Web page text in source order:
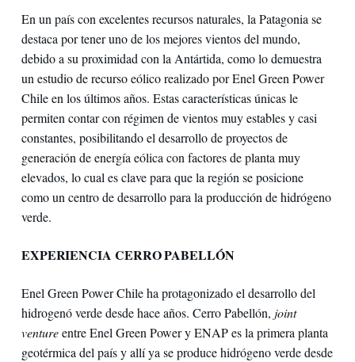
En un país con excelentes recursos naturales, la Patagonia se
destaca por tener uno de los mejores vientos del mundo,
debido a su proximidad con la Antártida, como lo demuestra
un estudio de recurso eólico realizado por Enel Green Power
Chile en los últimos años. Estas características únicas le
permiten contar con régimen de vientos muy estables y casi
constantes, posibilitando el desarrollo de proyectos de
generación de energía eólica con factores de planta muy
elevados, lo cual es clave para que la región se posicione
como un centro de desarrollo para la producción de hidrógeno
verde.
EXPERIENCIA CERRO PABELLÓN
Enel Green Power Chile ha protagonizado el desarrollo del
hidrogenó verde desde hace años. Cerro Pabellón, joint
ventureentre Enel Green Power y ENAP es la primera planta
geotérmica del país y allí ya se produce hidrógeno verde desde